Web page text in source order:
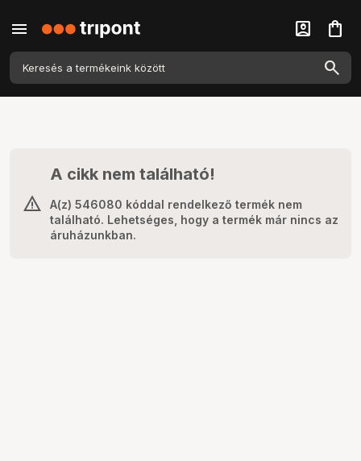
menu account_box shopping_bag
A cikk nem található!
A(z) 546080 kóddal rendelkező termék nem
található. Lehetséges, hogy a termék már nincs az
áruházunkban.